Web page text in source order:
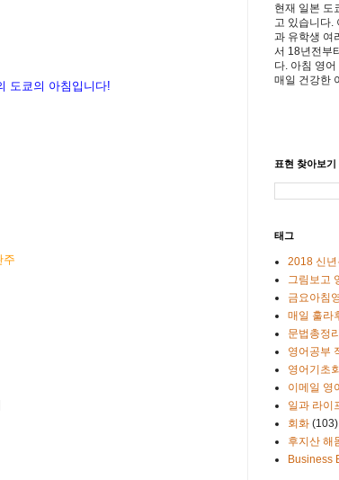
도 쿄의 아침입니다!
주
현재 일본 도
고 있습니다.
과 유학생 여
서 18년전부
다. 아침 영
매일 건강한
표현 찾아보
태그
2018 신년
그림보고
금요아침
매일 훌라
문법총정
영어공부
영어기초
이메일 영
일과 라이
회화 (103)
후지산 해
Business